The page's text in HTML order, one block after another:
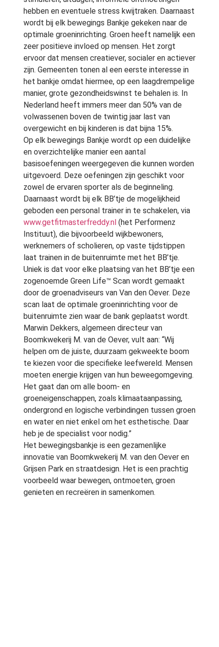
hebben en eventuele stress kwijtraken. Daarnaast
wordt bij elk bewegings Bankje gekeken naar de
optimale groeninrichting. Groen heeft namelijk een
zeer positieve invloed op mensen. Het zorgt
ervoor dat mensen creatiever, socialer en actiever
zijn. Gemeenten tonen al een eerste interesse in
het bankje omdat hiermee, op een laagdrempelige
manier, grote gezondheidswinst te behalen is. In
Nederland heeft immers meer dan 50% van de
volwassenen boven de twintig jaar last van
overgewicht en bij kinderen is dat bijna 15%.
Op elk bewegings Bankje wordt op een duidelijke
en overzichtelijke manier een aantal
basisoefeningen weergegeven die kunnen worden
uitgevoerd. Deze oefeningen zijn geschikt voor
zowel de ervaren sporter als de beginneling.
Daarnaast wordt bij elk BB’tje de mogelijkheid
geboden een personal trainer in te schakelen, via
www.getfitmasterfreddy.nl (het Performenz
Instituut), die bijvoorbeeld wijkbewoners,
werknemers of scholieren, op vaste tijdstippen
laat trainen in de buitenruimte met het BB’tje.
Uniek is dat voor elke plaatsing van het BB’tje een
zogenoemde Green Life™ Scan wordt gemaakt
door de groenadviseurs van Van den Oever. Deze
scan laat de optimale groeninrichting voor de
buitenruimte zien waar de bank geplaatst wordt.
Marwin Dekkers, algemeen directeur van
Boomkwekerij M. van de Oever, vult aan: “Wij
helpen om de juiste, duurzaam gekweekte boom
te kiezen voor die specifieke leefwereld. Mensen
moeten energie krijgen van hun beweegomgeving.
Het gaat dan om alle boom- en
groeneigenschappen, zoals klimaataanpassing,
ondergrond en logische verbindingen tussen groen
en water en niet enkel om het esthetische. Daar
heb je de specialist voor nodig.”
Het bewegingsbankje is een gezamenlijke
innovatie van Boomkwekerij M. van den Oever en
Grijsen Park en straatdesign. Het is een prachtig
voorbeeld waar bewegen, ontmoeten, groen
genieten en recreëren in samenkomen.